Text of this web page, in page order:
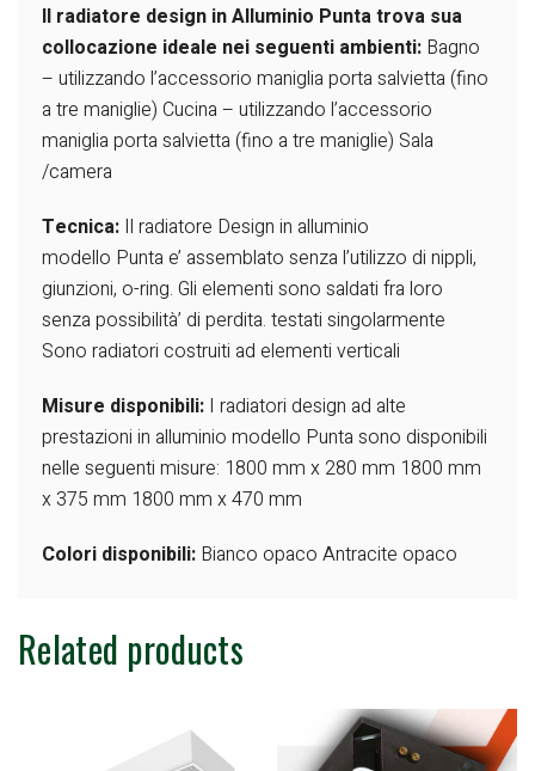
Il radiatore design in Alluminio Punta trova sua
collocazione ideale nei seguenti ambienti: Bagno
– utilizzando l’accessorio maniglia porta salvietta (fino
a tre maniglie) Cucina – utilizzando l’accessorio
maniglia porta salvietta (fino a tre maniglie) Sala
/camera
Tecnica: Il radiatore Design in alluminio
modello Punta e’ assemblato senza l’utilizzo di nippli,
giunzioni, o-ring. Gli elementi sono saldati fra loro
senza possibilità’ di perdita. testati singolarmente
Sono radiatori costruiti ad elementi verticali
Misure disponibili: I radiatori design ad alte
prestazioni in alluminio modello Punta sono disponibili
nelle seguenti misure: 1800 mm x 280 mm 1800 mm
x 375 mm 1800 mm x 470 mm
Colori disponibili: Bianco opaco Antracite opaco
Related products